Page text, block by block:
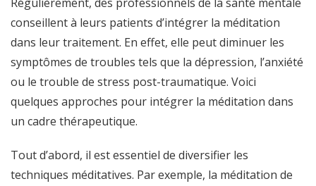
conseillent à leurs patients d’intégrer la méditation
dans leur traitement. En effet, elle peut diminuer les
symptômes de troubles tels que la dépression, l’anxiété
ou le trouble de stress post-traumatique. Voici
quelques approches pour intégrer la méditation dans
un cadre thérapeutique.
Tout d’abord, il est essentiel de diversifier les
techniques méditatives. Par exemple, la méditation de